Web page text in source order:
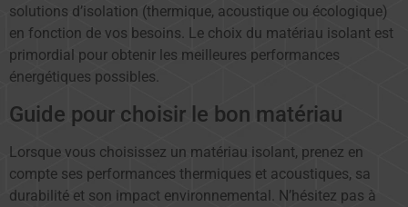
solutions d’isolation (thermique, acoustique ou écologique)
en fonction de vos besoins. Le choix du matériau isolant est
primordial pour obtenir les meilleures performances
énergétiques possibles.
Guide pour choisir le bon matériau
Lorsque vous choisissez un matériau isolant, prenez en
compte ses performances thermiques et acoustiques, sa
durabilité et son impact environnemental. N’hésitez pas à